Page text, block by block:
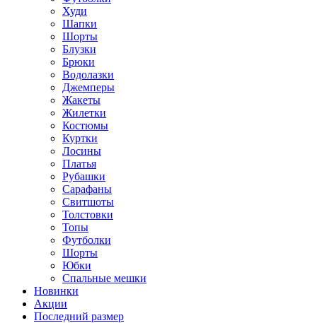
Худи
Шапки
Шорты
Блузки
Брюки
Водолазки
Джемперы
Жакеты
Жилетки
Костюмы
Куртки
Лосины
Платья
Рубашки
Сарафаны
Свитшоты
Толстовки
Топы
Футболки
Шорты
Юбки
Спальные мешки
Новинки
Акции
Последний размер